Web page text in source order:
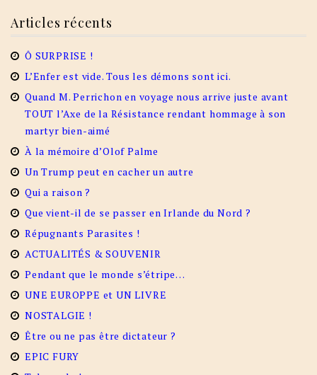
Articles récents
Ô SURPRISE !
L’Enfer est vide. Tous les démons sont ici.
Quand M. Perrichon en voyage nous arrive juste avant
TOUT l’Axe de la Résistance rendant hommage à son
martyr bien-aimé
À la mémoire d’Olof Palme
Un Trump peut en cacher un autre
Qui a raison ?
Que vient-il de se passer en Irlande du Nord ?
Répugnants Parasites !
ACTUALITÉS & SOUVENIR
Pendant que le monde s’étripe…
UNE EUROPPE et UN LIVRE
NOSTALGIE !
Être ou ne pas être dictateur ?
EPIC FURY